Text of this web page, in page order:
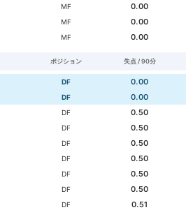
MF
0.00
MF
0.00
MF 0.00
ポジション 失点 / 90分
DF
0.00
DF
0.00
DF
0.50
DF
0.50
DF
0.50
DF
0.50
DF
0.50
DF
0.50
DF
0.51